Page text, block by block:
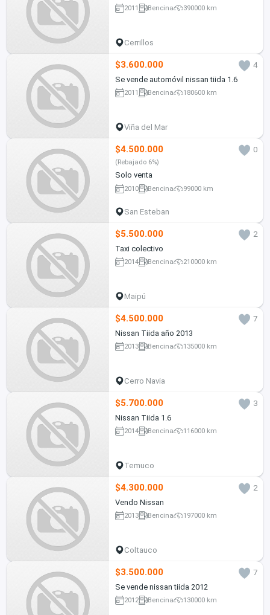
2011 Bencina 390000 km
Cerrillos
$3.600.000
4
Se vende automóvil nissan tiida 1.6
2011 Bencina 180600 km
Viña del Mar
$4.500.000 0
(Rebajado 6%)
Solo venta
2010 Bencina 99000 km
San Esteban
$5.500.000
2
Taxi colectivo
2014 Bencina 210000 km
Maipú
$4.500.000
7
Nissan Tiida año 2013
2013 Bencina 135000 km
Cerro Navia
$5.700.000
3
Nissan Tiida 1.6
2014 Bencina 116000 km
Temuco
$4.300.000
2
Vendo Nissan
2013 Bencina 197000 km
Coltauco
$3.500.000
7
Se vende nissan tiida 2012
2012 Bencina 130000 km